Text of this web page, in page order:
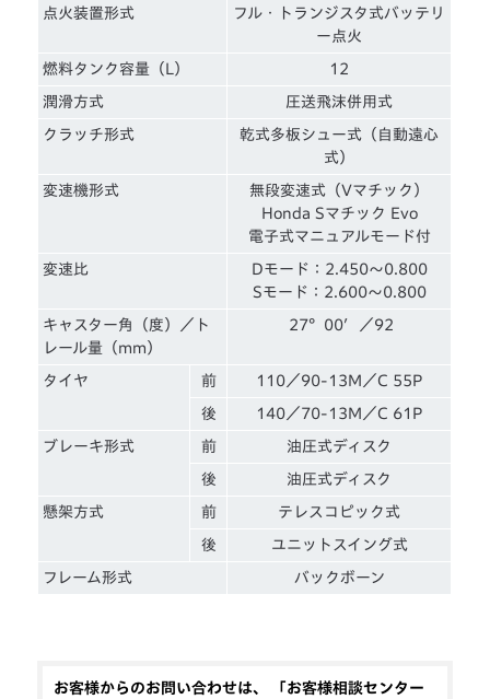
点火装置形式
フル・トランジスタ式バッテリ
ー点火
燃料タンク容量（L） 12
潤滑方式 圧送飛沫併用式
クラッチ形式
乾式多板シュー式（自動遠心
式）
変速機形式
無段変速式（Vマチック）
Honda Sマチック Evo
電子式マニュアルモード付
変速比
Dモード：2.450〜0.800
Sモード：2.600〜0.800
キャスター角（度）／ト
レール量（mm）
27°00′／92
タイヤ 前 110／90-13M／C 55P
後 140／70-13M／C 61P
ブレーキ形式 前 油圧式ディスク
後 油圧式ディスク
懸架方式 前 テレスコピック式
後 ユニットスイング式
フレーム形式 バックボーン
お客様からのお問い合わせは、 「お客様相談センター